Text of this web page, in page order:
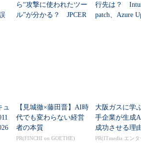
2016（左）とWindows Server 2012 R2（右）の「
ら“攻撃に使われたツー
ル”が分かる？ JPCER
行先は？
patch、Azure
ュ
【見城徹×藤田晋】AI時
代でも変わらない経営
者の本質
PR(FINCHI on GOETHE)
大阪ガスに
手企業が生成
成功させる理
PR(ITmedia エン